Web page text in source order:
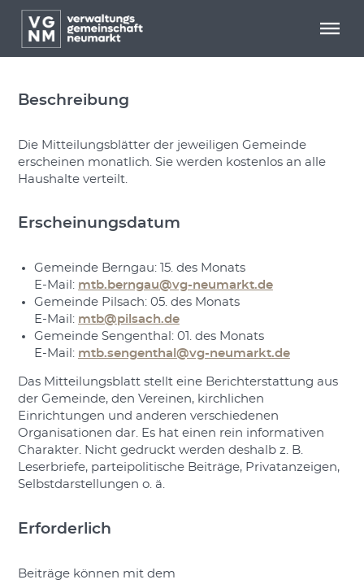
Menü überspringen
Menü überspringen
MITTEILUNGSBLATT
Beschreibung
Die Mitteilungsblätter der jeweiligen Gemeinde
erscheinen monatlich. Sie werden kostenlos an alle
Haushalte verteilt.
Erscheinungsdatum
Gemeinde Berngau: 15. des Monats
E-Mail: mtb.berngau@vg-neumarkt.de
Gemeinde Pilsach: 05. des Monats
E-Mail: mtb@pilsach.de
Gemeinde Sengenthal: 01. des Monats
E-Mail: mtb.sengenthal@vg-neumarkt.de
Das Mitteilungsblatt stellt eine Berichterstattung aus
der Gemeinde, den Vereinen, kirchlichen
Einrichtungen und anderen verschiedenen
Organisationen dar. Es hat einen rein informativen
Charakter. Nicht gedruckt werden deshalb z. B.
Leserbriefe, parteipolitische Beiträge, Privatanzeigen,
Selbstdarstellungen o. ä.
Erforderlich
Beiträge können mit dem